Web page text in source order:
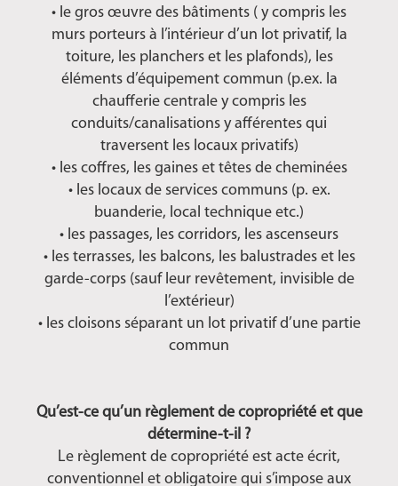
• le gros œuvre des bâtiments ( y compris les
murs porteurs à l’intérieur d’un lot privatif, la
toiture, les planchers et les plafonds), les
éléments d’équipement commun (p.ex. la
chaufferie centrale y compris les
conduits/canalisations y afférentes qui
traversent les locaux privatifs)
• les coffres, les gaines et têtes de cheminées
• les locaux de services communs (p. ex.
buanderie, local technique etc.)
• les passages, les corridors, les ascenseurs
• les terrasses, les balcons, les balustrades et les
garde-corps (sauf leur revêtement, invisible de
l’extérieur)
• les cloisons séparant un lot privatif d’une partie
commun
Qu’est-ce qu’un règlement de copropriété et que
détermine-t-il ?
Le règlement de copropriété est acte écrit,
conventionnel et obligatoire qui s’impose aux